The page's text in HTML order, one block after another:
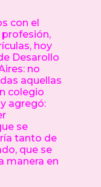
con el
hoy
Desarollo
no
aquellas
colegio
agregó:
se
tanto de
que se
manera en